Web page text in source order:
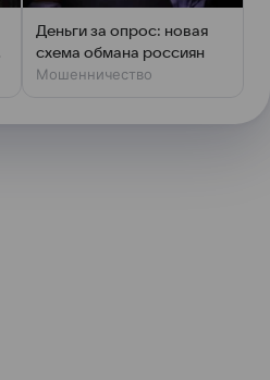
Деньги за опрос: новая
схема обмана россиян
Мошенничество